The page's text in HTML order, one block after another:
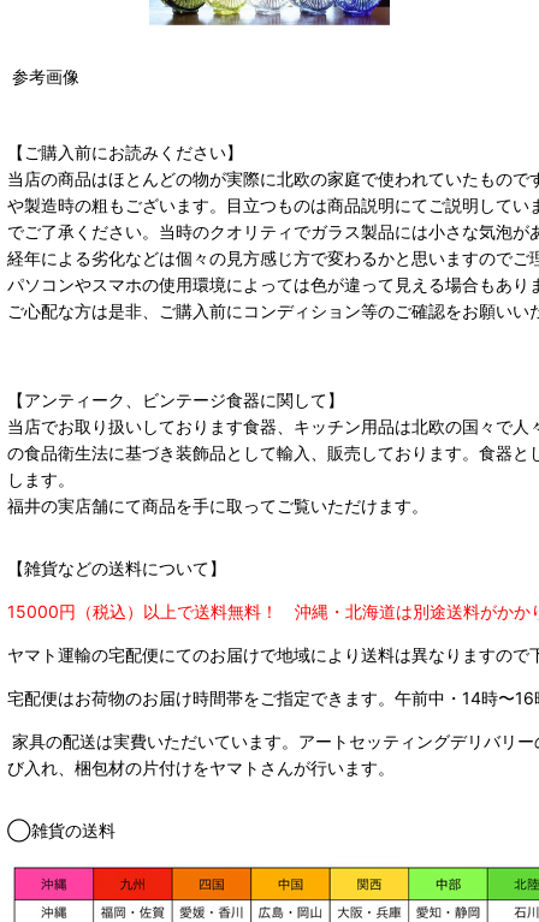
参考画像
【ご購入前にお読みください】
当店の商品はほとんどの物が実際に北欧の家庭で使われていたもの
や製造時の粗もございます。目立つものは商品説明にてご説明して
でご了承ください。当時のクオリティでガラス製品には小さな気泡が
経年による劣化などは個々の見方感じ方で変わるかと思いますのでご
パソコンやスマホの使用環境によっては色が違って見える場合もあ
ご心配な方は是非、ご購入前にコンディション等のご確認をお願い
【アンティーク、ビンテージ食器に関して】
当店でお取り扱いしております食器、キッチン用品は北欧の国々で
の食品衛生法に基づき装飾品として輸入、販売しております。食器
します。
福井の実店舗にて商品を手に取ってご覧いただけます。
【雑貨などの送料について】
15000円（税込）以上で送料無料！ 沖縄・北海道は別途送料がかか
ヤマト運輸の宅配便にてのお届けで地域により送料は異なりますので
宅配便はお荷物のお届け時間帯をご指定できます。 午前中・14時〜
家具の配送は実費いただいています。アートセッティングデリバリ
び入れ、梱包材の片付けをヤマトさんが行います。
◯雑貨の送料